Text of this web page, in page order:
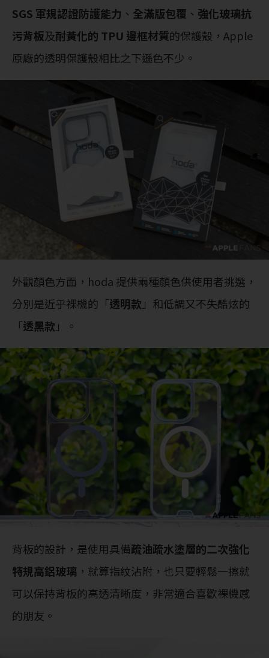
SGS 軍規認證防護能力 、 全滿版包覆 、 強化玻璃抗
污背板及耐黃化的 TPU 邊框材質的保護殼，Apple
原廠的透明保護殼相比之下遜色不少。
外觀顏色方面，hoda 提供兩種顏色供使用者挑選，
分別是近乎裸機的「透明款 」和低調又不失酷炫的
「透黑款 」。
背板的設計，是使用具備疏油疏水塗層的二次強化
特規高鋁玻璃 ，就算指紋沾附，也只要輕鬆一擦就
可以保持背板的高透清晰度，非常適合喜歡裸機感
的朋友。